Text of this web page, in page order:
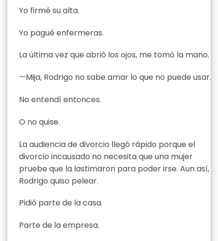
Yo firmé su alta.
Yo pagué enfermeras.
La última vez que abrió los ojos, me tomó la mano.
—Mija, Rodrigo no sabe amar lo que no puede usar.
No entendí entonces.
O no quise.
La audiencia de divorcio llegó rápido porque el
divorcio incausado no necesita que una mujer
pruebe que la lastimaron para poder irse. Aun así,
Rodrigo quiso pelear.
Pidió parte de la casa.
Parte de la empresa.